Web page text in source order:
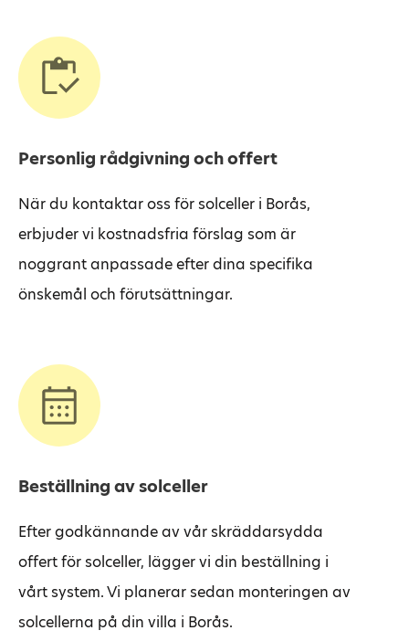
Personlig rådgivning och offert
När du kontaktar oss för solceller i Borås,
erbjuder vi kostnadsfria förslag som är
noggrant anpassade efter dina specifika
önskemål och förutsättningar.
Beställning av solceller
Efter godkännande av vår skräddarsydda
offert för solceller, lägger vi din beställning i
vårt system. Vi planerar sedan monteringen av
solcellerna på din villa i Borås.